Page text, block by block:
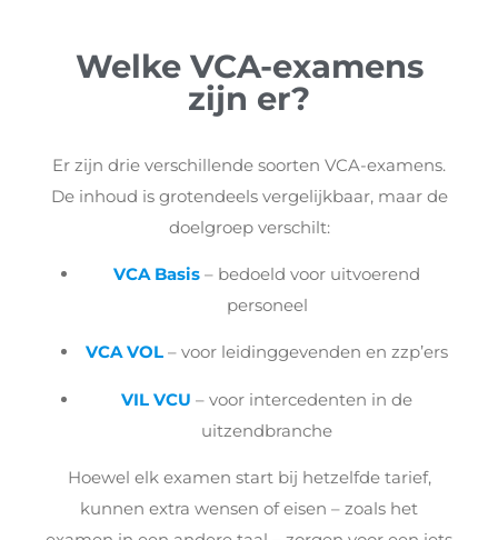
Welke VCA-examens
zijn er?
Er zijn drie verschillende soorten VCA-examens.
De inhoud is grotendeels vergelijkbaar, maar de
doelgroep verschilt:
VCA Basis – bedoeld voor uitvoerend
personeel
VCA VOL – voor leidinggevenden en zzp’ers
VIL VCU – voor intercedenten in de
uitzendbranche
Hoewel elk examen start bij hetzelfde tarief,
kunnen extra wensen of eisen – zoals het